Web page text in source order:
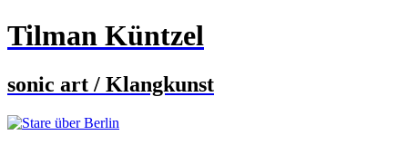
Tilman Küntzel
sonic art / Klangkunst